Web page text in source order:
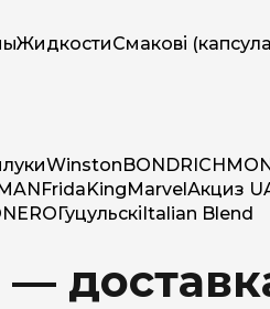
ЖидкостиСмакові
WinstonBOND
FridaKingMarvelАкциз
NEROГуцульскіItalian Blend